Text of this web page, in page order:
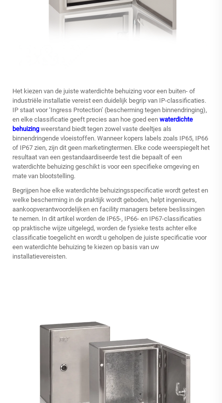
Het kiezen van de juiste waterdichte behuizing voor een buiten- of
industriële installatie vereist een duidelijk begrip van IP-classificaties.
IP staat voor ‘Ingress Protection’ (bescherming tegen binnendringing),
en elke classificatie geeft precies aan hoe goed een waterdichte
behuizing weerstand biedt tegen zowel vaste deeltjes als
binnendringende vloeistoffen. Wanneer kopers labels zoals IP65, IP66
of IP67 zien, zijn dit geen marketingtermen. Elke code weerspiegelt het
resultaat van een gestandaardiseerde test die bepaalt of een
waterdichte behuizing geschikt is voor een specifieke omgeving en
mate van blootstelling.
Begrijpen hoe elke waterdichte behuizingsspecificatie wordt getest en
welke bescherming in de praktijk wordt geboden, helpt ingenieurs,
aankoopverantwoordelijken en facility managers betere beslissingen
te nemen. In dit artikel worden de IP65-, IP66- en IP67-classificaties
op praktische wijze uitgelegd, worden de fysieke tests achter elke
classificatie toegelicht en wordt u geholpen de juiste specificatie voor
een waterdichte behuizing te kiezen op basis van uw
installatievereisten.